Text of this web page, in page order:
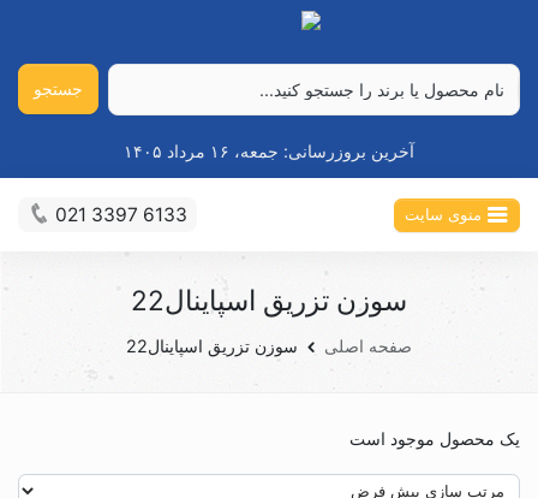
جستجو
آخرین بروزرسانی: جمعه، ۱۶ مرداد ۱۴۰۵
منوی سایت 021 3397 6133
سوزن تزریق اسپاینال22
صفحه اصلی سوزن تزریق اسپاینال22
یک محصول موجود است